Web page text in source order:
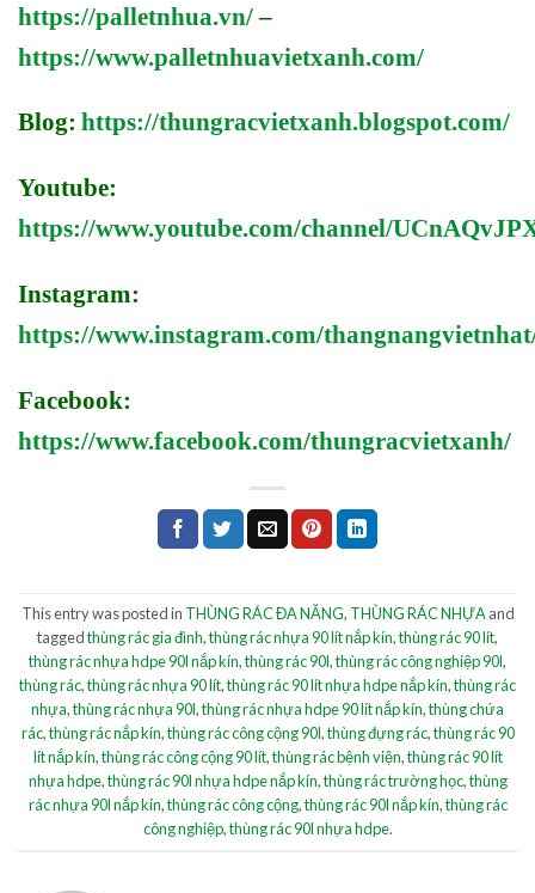
https://palletnhua.vn/–
https://www.palletnhuavietxanh.com/
Blog: https://thungracvietxanh.blogspot.com/
Youtube:
https://www.youtube.com/channel/
Instagram:
https://www.instagram.com/
Facebook:
https://www.facebook.com/thungracvietxanh/
This entry was posted in THÙNG RÁC ĐA NĂNG, THÙNG RÁC NHỰAand
taggedthùng rác gia đình,thùng rác nhựa 90 lít nắp kín,thùng rác 90 lít,
thùng rác nhựa hdpe 90l nắp kín,thùng rác 90l,thùng rác công nghiệp 90l,
thùng rác,thùng rác nhựa 90 lít,thùng rác 90 lít nhựa hdpe nắp kín,thùng rác
nhựa,thùng rác nhựa 90l,thùng rác nhựa hdpe 90 lít nắp kín,thùng chứa
rác,thùng rác nắp kín,thùng rác công cộng 90l,thùng đựng rác,thùng rác 90
lít nắp kín,thùng rác công cộng 90 lít,thùng rác bệnh viện,thùng rác 90 lít
nhựa hdpe,thùng rác 90l nhựa hdpe nắp kín,thùng rác trường học,thùng
rác nhựa 90l nắp kín,thùng rác công cộng,thùng rác 90l nắp kín,thùng rác
công nghiệp,thùng rác 90l nhựa hdpe.